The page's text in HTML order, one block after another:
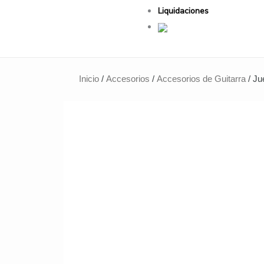
Liquidaciones
Inicio /Accesorios /Accesorios de Guitarra /